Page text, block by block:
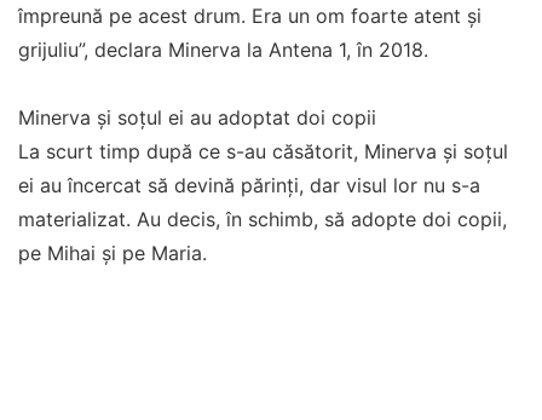
împreună pe acest drum. Era un om foarte atent și
grijuliu”, declara Minerva la Antena 1, în 2018.
Minerva și soțul ei au adoptat doi copii
La scurt timp după ce s-au căsătorit, Minerva și soțul
ei au încercat să devină părinți, dar visul lor nu s-a
materializat. Au decis, în schimb, să adopte doi copii,
pe Mihai și pe Maria.